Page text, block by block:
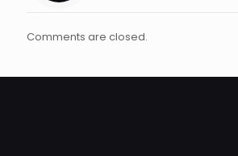
Comments are closed.